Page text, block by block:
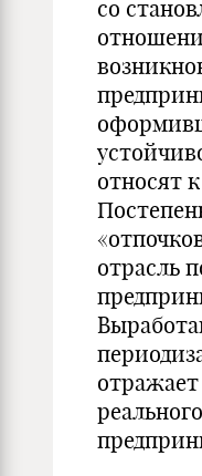
со
относят
отрасль
реального